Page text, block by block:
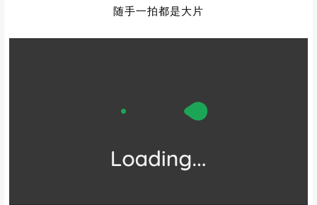
随手一拍都是大片